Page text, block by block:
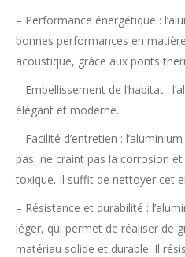
– Performance énergétique :
bonnes performances en
acoustique, grâce aux ponts
– Embellissement de l’habitat :
élégant et moderne.
– Facilité d’entretien :
pas, ne craint pas la corrosion et
toxique. Il suffit de nettoyer cet
– Résistance et durabilité :
léger, qui permet de réaliser de
matériau solide et durable. Il